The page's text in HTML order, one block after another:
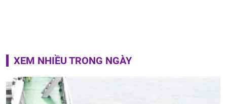
XEM NHIỀU TRONG NGÀY